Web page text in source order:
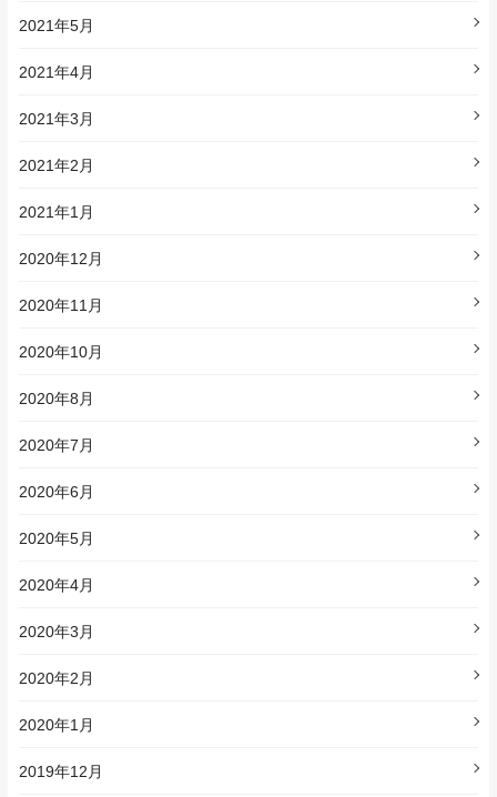
2021年5月
2021年4月
2021年3月
2021年2月
2021年1月
2020年12月
2020年11月
2020年10月
2020年8月
2020年7月
2020年6月
2020年5月
2020年4月
2020年3月
2020年2月
2020年1月
2019年12月